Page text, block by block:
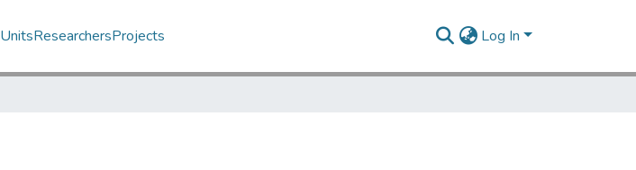
UnitsResearchersProjects Log In